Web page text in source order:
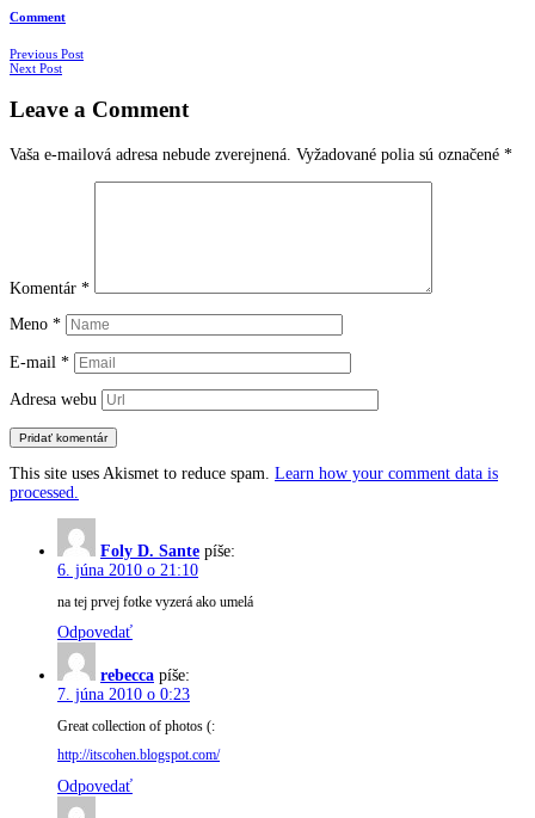
Comment
Navigácia
článkoch
Previous Post
Next Post
Leave a Comment
Vaša e-mailová adresa nebude zverejnená. Vyžadované polia sú označené *
Komentár *
Meno *
E-mail *
Adresa webu
This site uses Akismet to reduce spam. Learn how your comment data is
processed.
Foly D. Sante píše:
6. júna 2010 o 21:10
na tej prvej fotke vyzerá ako umelá
Odpovedať
rebecca píše:
7. júna 2010 o 0:23
Great collection of photos (:
http://itscohen.blogspot.com/
Odpovedať